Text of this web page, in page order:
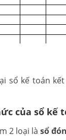
sổ kế toán
của sổ kế
2 loại là sổ